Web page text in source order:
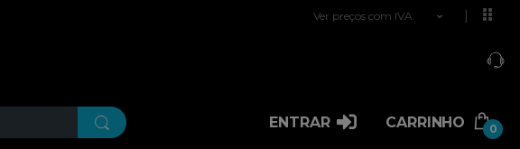
Ver preços com IVA
ENTRAR CARRINHO 0